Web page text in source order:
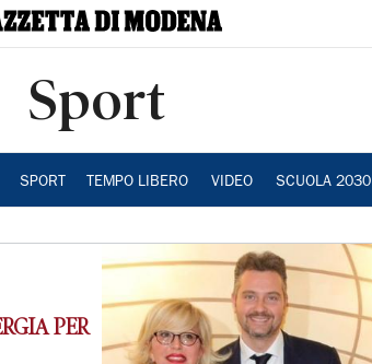
Sport
SPORT TEMPO LIBERO VIDEO SCUOLA 2030
PER